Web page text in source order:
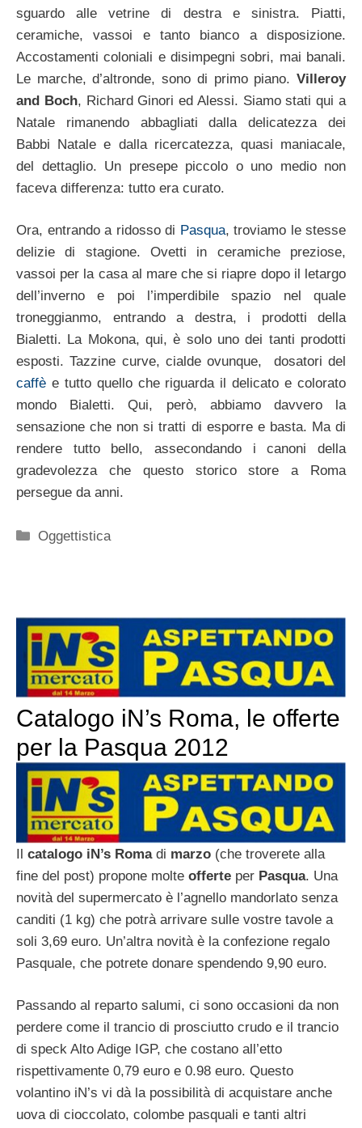
sguardo alle vetrine di destra e sinistra. Piatti,
ceramiche, vassoi e tanto bianco a disposizione.
Accostamenti coloniali e disimpegni sobri, mai banali.
Le marche, d’altronde, sono di primo piano. Villeroy
and Boch, Richard Ginori ed Alessi. Siamo stati qui a
Natale rimanendo abbagliati dalla delicatezza dei
Babbi Natale e dalla ricercatezza, quasi maniacale,
del dettaglio. Un presepe piccolo o uno medio non
faceva differenza: tutto era curato.
Ora, entrando a ridosso di Pasqua, troviamo le stesse
delizie di stagione. Ovetti in ceramiche preziose,
vassoi per la casa al mare che si riapre dopo il letargo
dell’inverno e poi l’imperdibile spazio nel quale
troneggianmo, entrando a destra, i prodotti della
Bialetti. La Mokona, qui, è solo uno dei tanti prodotti
esposti. Tazzine curve, cialde ovunque, dosatori del
caffè e tutto quello che riguarda il delicato e colorato
mondo Bialetti. Qui, però, abbiamo davvero la
sensazione che non si tratti di esporre e basta. Ma di
rendere tutto bello, assecondando i canoni della
gradevolezza che questo storico store a Roma
persegue da anni.
Categorie
Oggettistica
Catalogo iN’s Roma, le offerte
per la Pasqua 2012
Il catalogo iN’s Romadi marzo (che troverete alla
fine del post) propone molte offerte per Pasqua. Una
novità del supermercato è l’agnello mandorlato senza
canditi (1 kg) che potrà arrivare sulle vostre tavole a
soli 3,69 euro. Un’altra novità è la confezione regalo
Pasquale, che potrete donare spendendo 9,90 euro.
Passando al reparto salumi, ci sono occasioni da non
perdere come il trancio di prosciutto crudo e il trancio
di speck Alto Adige IGP, che costano all’etto
rispettivamente 0,79 euro e 0.98 euro. Questo
volantino iN’s vi dà la possibilità di acquistare anche
uova di cioccolato, colombe pasquali e tanti altri